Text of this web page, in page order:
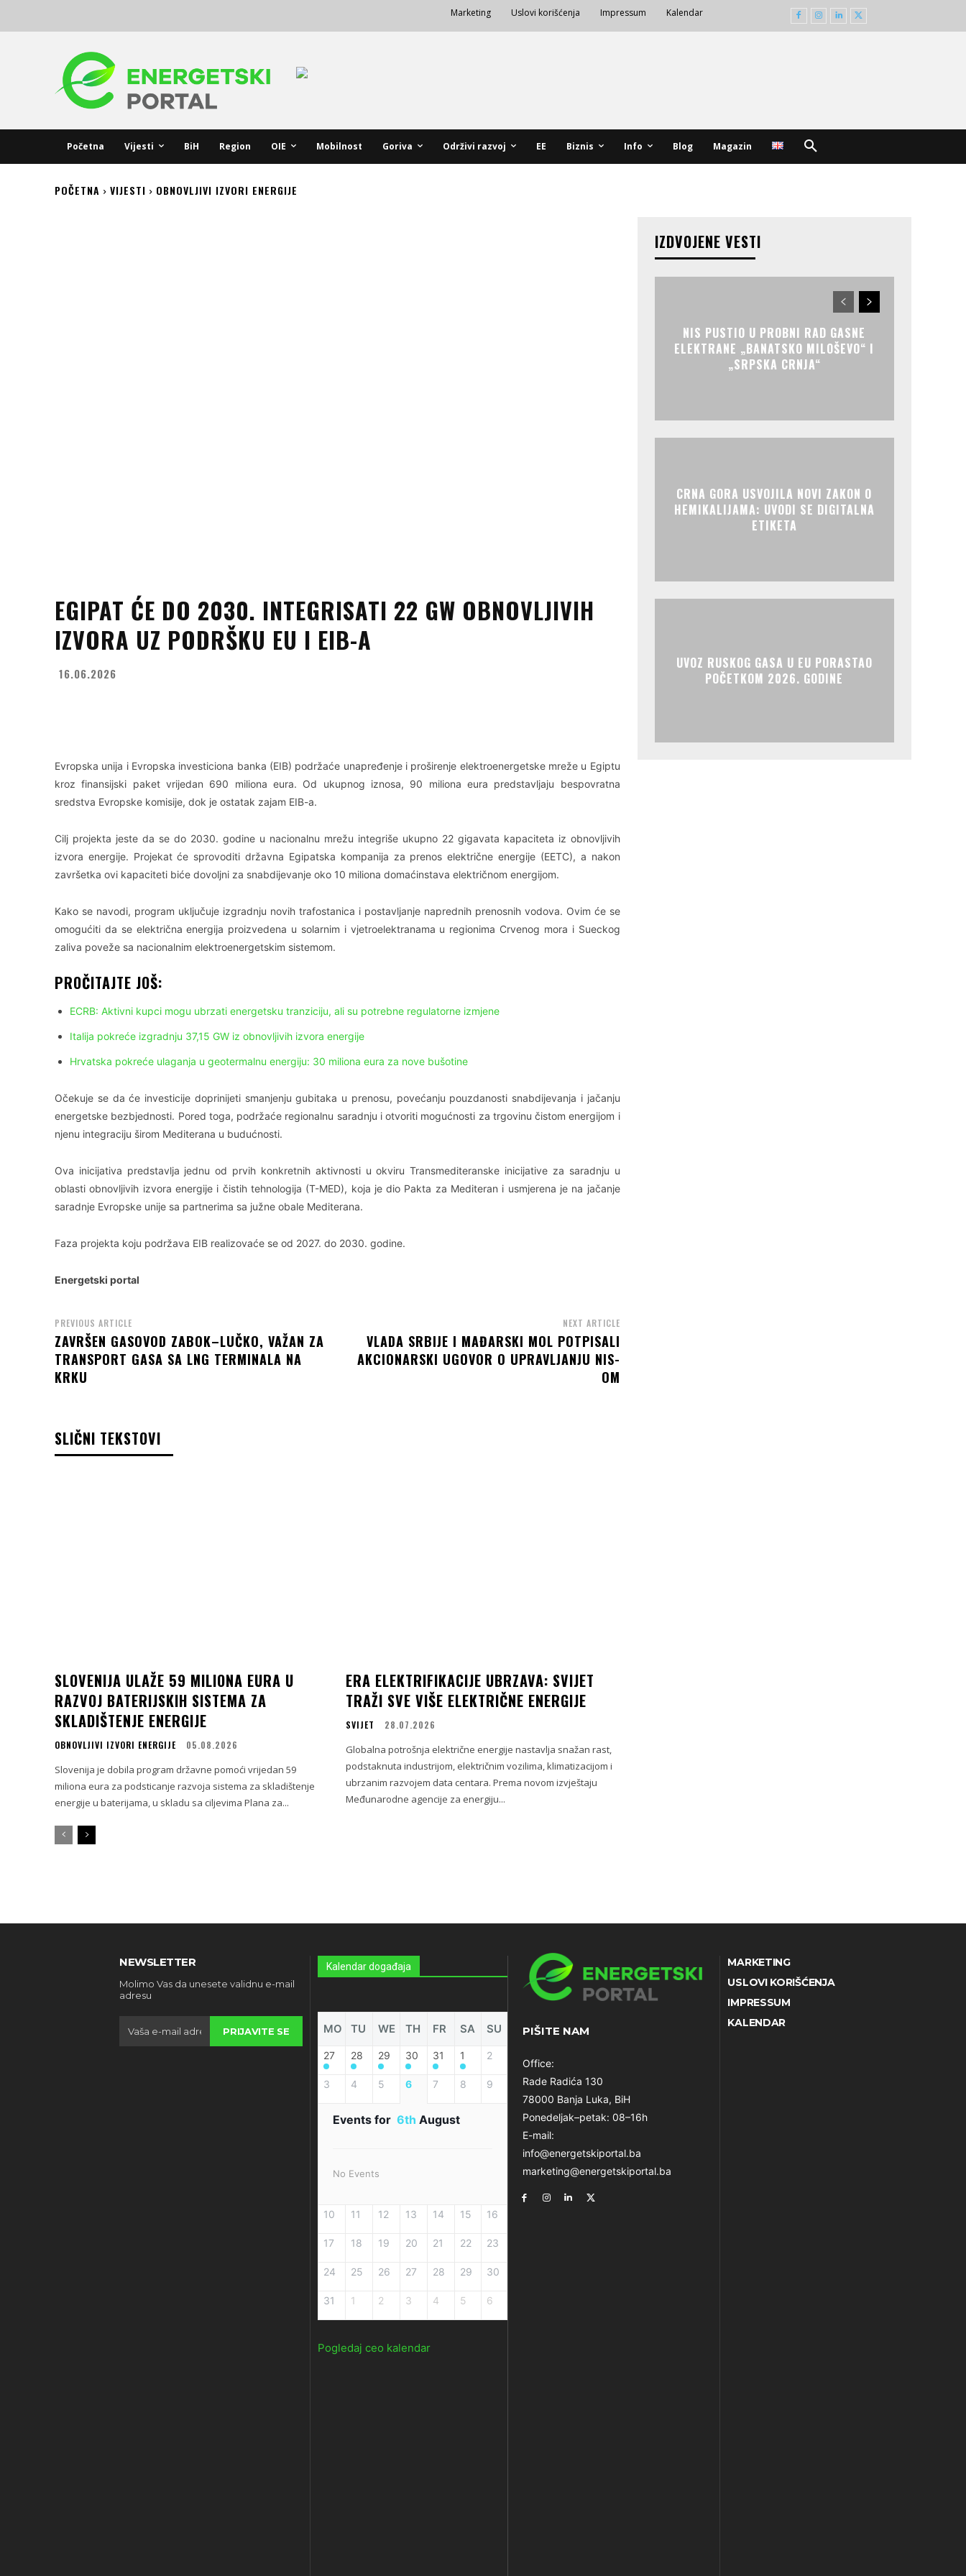
Marketing Uslovi korišćenja Impressum Kalendar
Početna Vijesti BiH Region OIE Mobilnost Goriva Održivi razvoj EE Biznis Info Blog Magazin
POČETNA VIJESTI OBNOVLJIVI IZVORI ENERGIJE
EGIPAT ĆE DO 2030. INTEGRISATI 22 GW OBNOVLJIVIH
IZVORA UZ PODRŠKU EU I EIB-A
16.06.2026
Evropska unija i Evropska investiciona banka (EIB) podržaće unapređenje i proširenje elektroenergetske mreže u Egiptu
kroz finansijski paket vrijedan 690 miliona eura. Od ukupnog iznosa, 90 miliona eura predstavljaju bespovratna
sredstva Evropske komisije, dok je ostatak zajam EIB-a.
Cilj projekta jeste da se do 2030. godine u nacionalnu mrežu integriše ukupno 22 gigavata kapaciteta iz obnovljivih
izvora energije. Projekat će sprovoditi državna Egipatska kompanija za prenos električne energije (EETC), a nakon
završetka ovi kapaciteti biće dovoljni za snabdijevanje oko 10 miliona domaćinstava električnom energijom.
Kako se navodi, program uključuje izgradnju novih trafostanica i postavljanje naprednih prenosnih vodova. Ovim će se
omogućiti da se električna energija proizvedena u solarnim i vjetroelektranama u regionima Crvenog mora i Sueckog
zaliva poveže sa nacionalnim elektroenergetskim sistemom.
PROČITAJTE JOŠ:
ECRB: Aktivni kupci mogu ubrzati energetsku tranziciju, ali su potrebne regulatorne izmjene
Italija pokreće izgradnju 37,15 GW iz obnovljivih izvora energije
Hrvatska pokreće ulaganja u geotermalnu energiju: 30 miliona eura za nove bušotine
Očekuje se da će investicije doprinijeti smanjenju gubitaka u prenosu, povećanju pouzdanosti snabdijevanja i jačanju
energetske bezbjednosti. Pored toga, podržaće regionalnu saradnju i otvoriti mogućnosti za trgovinu čistom energijom i
njenu integraciju širom Mediterana u budućnosti.
Ova inicijativa predstavlja jednu od prvih konkretnih aktivnosti u okviru Transmediteranske inicijative za saradnju u
oblasti obnovljivih izvora energije i čistih tehnologija (T-MED), koja je dio Pakta za Mediteran i usmjerena je na jačanje
saradnje Evropske unije sa partnerima sa južne obale Mediterana.
Faza projekta koju podržava EIB realizovaće se od 2027. do 2030. godine.
Energetski portal
PREVIOUS ARTICLE
ZAVRŠEN GASOVOD ZABOK–LUČKO, VAŽAN ZA
TRANSPORT GASA SA LNG TERMINALA NA
KRKU
NEXT ARTICLE
VLADA SRBIJE I MAĐARSKI MOL POTPISALI
AKCIONARSKI UGOVOR O UPRAVLJANJU NIS-
OM
SLIČNI TEKSTOVI
SLOVENIJA ULAŽE 59 MILIONA EURA U
RAZVOJ BATERIJSKIH SISTEMA ZA
SKLADIŠTENJE ENERGIJE
OBNOVLJIVI IZVORI ENERGIJE 05.08.2026
Slovenija je dobila program državne pomoći vrijedan 59
miliona eura za podsticanje razvoja sistema za skladištenje
energije u baterijama, u skladu sa ciljevima Plana za...
ERA ELEKTRIFIKACIJE UBRZAVA: SVIJET
TRAŽI SVE VIŠE ELEKTRIČNE ENERGIJE
SVIJET 28.07.2026
Globalna potrošnja električne energije nastavlja snažan rast,
podstaknuta industrijom, električnim vozilima, klimatizacijom i
ubrzanim razvojem data centara. Prema novom izvještaju
Međunarodne agencije za energiju...
IZDVOJENE VESTI
NIS PUSTIO U PROBNI RAD GASNE
ELEKTRANE „BANATSKO MILOŠEVO“ I
„SRPSKA CRNJA“
CRNA GORA USVOJILA NOVI ZAKON O
HEMIKALIJAMA: UVODI SE DIGITALNA
ETIKETA
UVOZ RUSKOG GASA U EU PORASTAO
POČETKOM 2026. GODINE
NEWSLETTER
Molimo Vas da unesete validnu e-mail
adresu
PRIJAVITE SE
Kalendar događaja
MO TU WE TH FR SA SU
27 28 29 30 31 1 2
3 4 5 6 7 8 9
Events for 6th August
No Events
10 11 12 13 14 15 16
17 18 19 20 21 22 23
24 25 26 27 28 29 30
31 1 2 3 4 5 6
Pogledaj ceo kalendar
PIŠITE NAM
Office:
Rade Radića 130
78000 Banja Luka, BiH
Ponedeljak–petak: 08–16h
E-mail:
info@energetskiportal.ba
marketing@energetskiportal.ba
MARKETING
USLOVI KORIŠĆENJA
IMPRESSUM
KALENDAR